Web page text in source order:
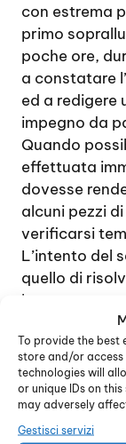
To provide the best
store and/or
technologies will
or unique IDs on
may adversely
Gestisci servizi
con estrema
primo
poche ore,
a constatare
ed a redigere
impegno da
Quando
effettuata
dovesse
alcuni pezzi
verificarsi
L’intento del
quello di
breve tempo
precisione e
Solo quando
esempio nel
quali è
di ricambio, il
riparazione